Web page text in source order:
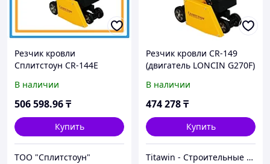
Резчик кровли
Сплитстоун CR-144Е
В наличии
506 598.96₸
Купить
ТОО "Сплитстоун"
Резчик кровли CR-149
(двигатель LONCIN G270F)
В наличии
474 278₸
Купить
Titawin - Строительные материалы и оборудование